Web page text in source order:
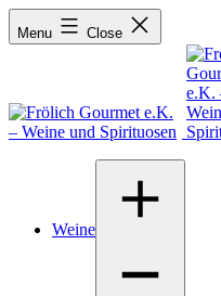
Menu Close
Weine